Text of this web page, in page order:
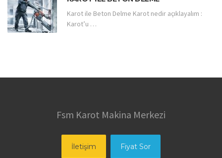
Karot ile Beton Delme Karot nedir açıklayalım :
Karot’u …
Fsm Karot Makina Merkezi
İletişim Fiyat Sor